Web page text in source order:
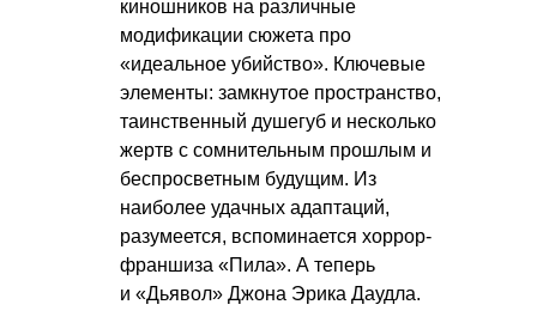
киношников на различные
модификации сюжета про
«идеальное убийство». Ключевые
элементы: замкнутое пространство,
таинственный душегуб и несколько
жертв с сомнительным прошлым и
беспросветным будущим. Из
наиболее удачных адаптаций,
разумеется, вспоминается хоррор-
франшиза «Пила». А теперь
и «Дьявол» Джона Эрика Даудла.